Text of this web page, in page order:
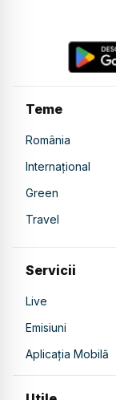
Teme
România
Internațional
Green
Travel
Servicii
Live
Emisiuni
Aplicația Mobilă